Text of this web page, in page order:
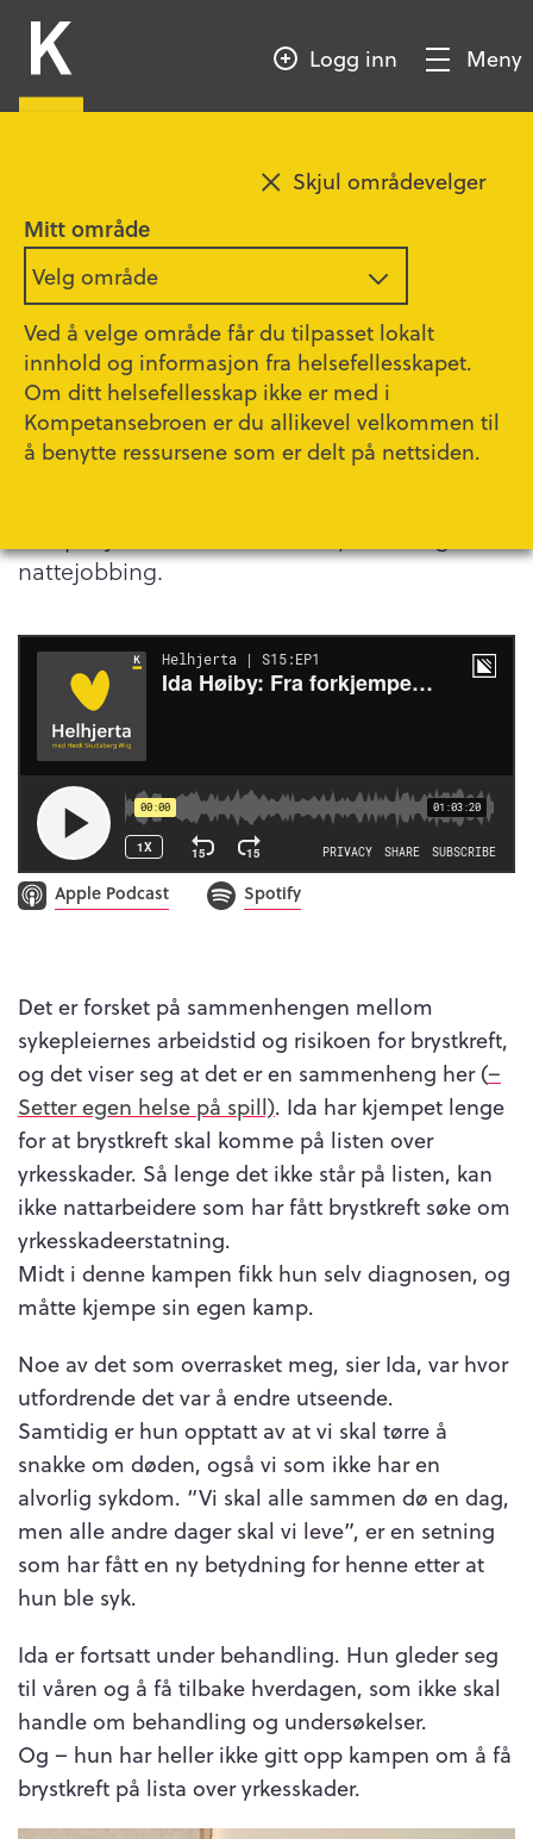
Mitt område
Velg område
Ved å velge område får du tilpasset lokalt
innhold og informasjon fra helsefellesskapet.
Om ditt helsefellesskap ikke er med i
Kompetansebroen er du allikevel velkommen til
å benytte ressursene som er delt på nettsiden.
Skjul områdevelger
HOVEDINNHOLD
KompetansebroenLogg inn
Vis/SkjulMeny
Ida Høiby: Fra forkjemper for
andre til å kjempe kampen for
seg selv
01:03:20
Ida Høiby har de siste årene vært fylkesleder
for Norsk Sykepleierforbund (NSF) i
nattejobbing.
Apple Podcast Spotify
Det er forsket på sammenhengen mellom
sykepleiernes arbeidstid og risikoen for brystkreft,
og det viser seg at det er en sammenheng her (–
Setter egen helse på spill). Ida har kjempet lenge
for at brystkreft skal komme på listen over
yrkesskader. Så lenge det ikke står på listen, kan
ikke nattarbeidere som har fått brystkreft søke om
yrkesskadeerstatning.
Midt i denne kampen fikk hun selv diagnosen, og
måtte kjempe sin egen kamp.
Noe av det som overrasket meg, sier Ida, var hvor
utfordrende det var å endre utseende.
Samtidig er hun opptatt av at vi skal tørre å
snakke om døden, også vi som ikke har en
alvorlig sykdom. “Vi skal alle sammen dø en dag,
men alle andre dager skal vi leve”, er en setning
som har fått en ny betydning for henne etter at
hun ble syk.
Ida er fortsatt under behandling. Hun gleder seg
til våren og å få tilbake hverdagen, som ikke skal
handle om behandling og undersøkelser.
Og – hun har heller ikke gitt opp kampen om å få
brystkreft på lista over yrkesskader.